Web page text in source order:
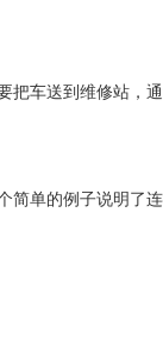
车送到维修站，
单的例子说明了